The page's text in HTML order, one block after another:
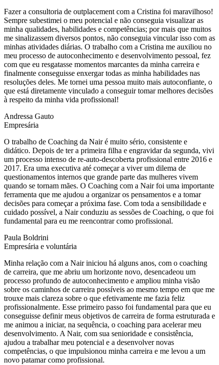
Fazer a consultoria de outplacement com a Cristina foi maravilhoso!
Sempre subestimei o meu potencial e não conseguia visualizar as
minha qualidades, habilidades e competências; por mais que muitos
me sinalizassem diversos pontos, não conseguia vincular isso com as
minhas atividades diárias. O trabalho com a Cristina me auxiliou no
meu processo de autoconhecimento e desenvolvimento pessoal, fez
com que eu resgatasse momentos marcantes da minha carreira e
finalmente conseguisse enxergar todas as minha habilidades nas
resoluções deles. Me tornei uma pessoa muito mais autoconfiante, o
que está diretamente vinculado a conseguir tomar melhores decisões
à respeito da minha vida profissional!
Andressa Gauto
Empresária
O trabalho de Coaching da Nair é muito sério, consistente e
didático. Depois de ter a primeira filha e engravidar da segunda, vivi
um processo intenso de re-auto-descoberta profissional entre 2016 e
2017. Era uma executiva até começar a viver um dilema de
questionamentos internos que grande parte das mulheres vivem
quando se tornam mães. O Coaching com a Nair foi uma importante
ferramenta que me ajudou a organizar os pensamentos e a tomar
decisões para começar a próxima fase. Com toda a sensibilidade e
cuidado possível, a Nair conduziu as sessões de Coaching, o que foi
fundamental para eu me reencontrar como profissional.
Paula Boldrini
Empresária e voluntária
Minha relação com a Nair iniciou há alguns anos, com o coaching
de carreira, que me abriu um horizonte novo, desencadeou um
processo profundo de autoconhecimento e ampliou minha visão
sobre os caminhos de carreira possíveis ao mesmo tempo em que me
trouxe mais clareza sobre o que efetivamente me fazia feliz
profissionalmente. Esse primeiro passo foi fundamental para que eu
conseguisse definir meus objetivos de carreira de forma estruturada e
me animou a iniciar, na sequência, o coaching para acelerar meu
desenvolvimento. A Nair, com sua senioridade e consistência,
ajudou a trabalhar meu potencial e a desenvolver novas
competências, o que impulsionou minha carreira e me levou a um
novo patamar como profissional.